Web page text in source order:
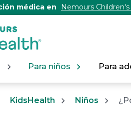
médica en Nemours
Para niños Para
KidsHealth Niños